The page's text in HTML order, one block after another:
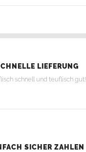
LIEFERUNG
schnell und teuflisch gut!
SICHER ZAHLEN